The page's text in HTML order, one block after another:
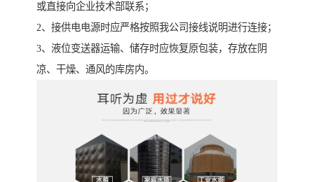
或直接向企业技术部联系；
2、接供电电源时应严格按照我公司接线说明进行连接；
3、液位变送器运输、储存时应恢复原包装，存放在阴
凉、干燥、通风的库房内。